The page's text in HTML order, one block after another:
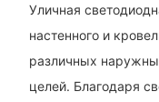
Уличная
настенного и
различных
целей. Благодаря